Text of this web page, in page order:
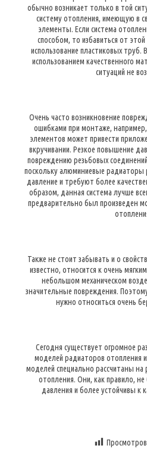
обычно возникает только в той
систему отопления, имеющую в
элементы. Если система
способом, то избавиться от
использование пластиковых труб.
использованием качественного
ситуаций не
Очень часто возникновение
ошибками при монтаже,
элементов может привести
вкручивании. Резкое повышение
повреждению резьбовых
поскольку алюминиевые радиаторы
давление и требуют более
образом, данная система лучше
предварительно был произведен
Также не стоит забывать и о
известно, относится к очень
небольшом механическом
значительные повреждения.
нужно относиться очень
Сегодня существует огромное
моделей радиаторов отопления
моделей специально рассчитаны на
отопления. Они, как правило, не
давления и более устойчивы к